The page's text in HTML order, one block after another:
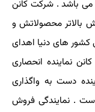
می باشد . شرکت کانن
بالاتر محصولاتش و
های دنیا اهدای
نماینده انحصاری
دست به واگذاری
است . نمایندگی فروش